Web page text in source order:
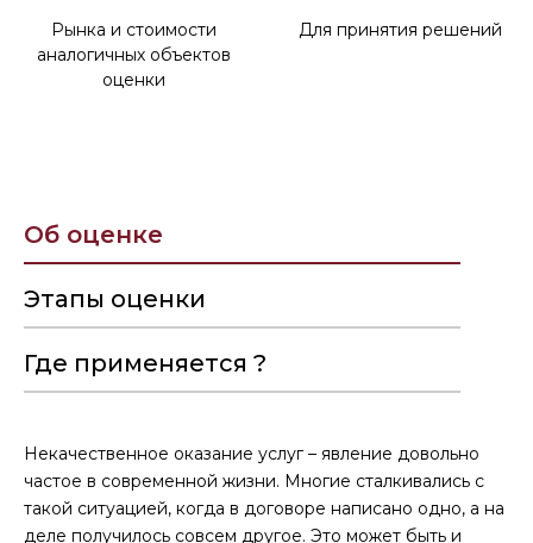
Рынка и стоимости
аналогичных объектов
оценки
Для принятия решений
Об оценке
Этапы оценки
Где применяется ?
Некачественное оказание услуг – явление довольно
частое в современной жизни. Многие сталкивались с
такой ситуацией, когда в договоре написано одно, а на
деле получилось совсем другое. Это может быть и